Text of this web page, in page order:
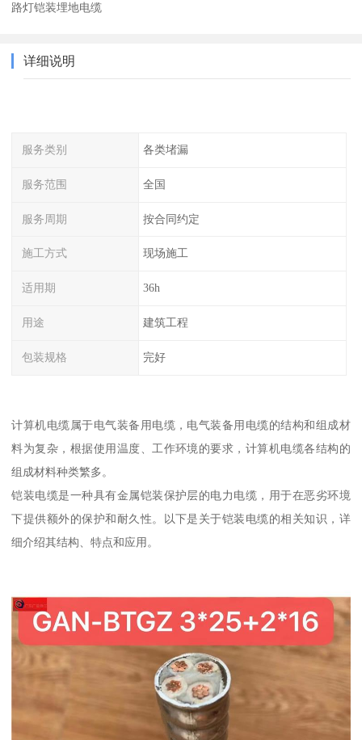
路灯铠装埋地电缆
详细说明
服务类别 各类堵漏
服务范围 全国
服务周期 按合同约定
施工方式 现场施工
适用期 36h
用途 建筑工程
包装规格 完好
计算机电缆属于电气装备用电缆，电气装备用电缆的结构和组成材
料为复杂，根据使用温度、工作环境的要求，计算机电缆各结构的
组成材料种类繁多。
铠装电缆是一种具有金属铠装保护层的电力电缆，用于在恶劣环境
下提供额外的保护和耐久性。以下是关于铠装电缆的相关知识，详
细介绍其结构、特点和应用。